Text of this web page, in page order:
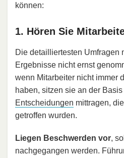
können:
1. Hören Sie
Die detailliertesten Umfragen
Ergebnisse nicht ernst
wenn Mitarbeiter nicht immer
haben, sitzen sie an der
Entscheidungen mittragen,
getroffen wurden.
Liegen Beschwerden vor,
nachgegangen werden.